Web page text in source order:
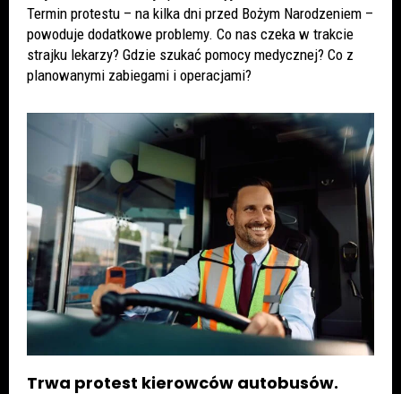
Termin protestu – na kilka dni przed Bożym Narodzeniem –
powoduje dodatkowe problemy. Co nas czeka w trakcie
strajku lekarzy? Gdzie szukać pomocy medycznej? Co z
planowanymi zabiegami i operacjami?
Trwa protest kierowców autobusów.